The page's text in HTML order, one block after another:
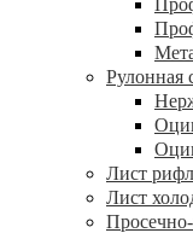
Рулонная
Лист
Лист